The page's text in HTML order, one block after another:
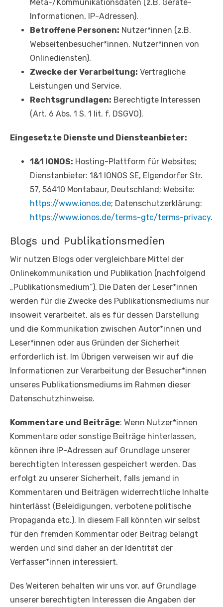
Meta-/Kommunikationsdaten (z.B. Geräte-
Informationen, IP-Adressen).
Betroffene Personen: Nutzer*innen (z.B.
Webseitenbesucher*innen, Nutzer*innen von
Onlinediensten).
Zwecke der Verarbeitung: Vertragliche
Leistungen und Service.
Rechtsgrundlagen: Berechtigte Interessen
(Art. 6 Abs. 1 S. 1 lit. f. DSGVO).
Eingesetzte Dienste und Diensteanbieter:
1&1 IONOS: Hosting-Plattform für Websites;
Dienstanbieter: 1&1 IONOS SE, Elgendorfer Str.
57, 56410 Montabaur, Deutschland; Website:
https://www.ionos.de; Datenschutzerklärung:
https://www.ionos.de/terms-gtc/terms-privacy.
Blogs und Publikationsmedien
Wir nutzen Blogs oder vergleichbare Mittel der
Onlinekommunikation und Publikation (nachfolgend
„Publikationsmedium“). Die Daten der Leser*innen
werden für die Zwecke des Publikationsmediums nur
insoweit verarbeitet, als es für dessen Darstellung
und die Kommunikation zwischen Autor*innen und
Leser*innen oder aus Gründen der Sicherheit
erforderlich ist. Im Übrigen verweisen wir auf die
Informationen zur Verarbeitung der Besucher*innen
unseres Publikationsmediums im Rahmen dieser
Datenschutzhinweise.
Kommentare und Beiträge: Wenn Nutzer*innen
Kommentare oder sonstige Beiträge hinterlassen,
können ihre IP-Adressen auf Grundlage unserer
berechtigten Interessen gespeichert werden. Das
erfolgt zu unserer Sicherheit, falls jemand in
Kommentaren und Beiträgen widerrechtliche Inhalte
hinterlässt (Beleidigungen, verbotene politische
Propaganda etc.). In diesem Fall könnten wir selbst
für den fremden Kommentar oder Beitrag belangt
werden und sind daher an der Identität der
Verfasser*innen interessiert.
Des Weiteren behalten wir uns vor, auf Grundlage
unserer berechtigten Interessen die Angaben der